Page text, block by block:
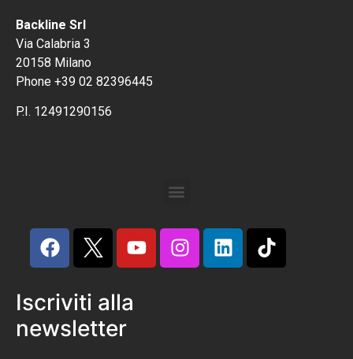
Backline Srl
Via Calabria 3
20158 Milano
Phone +39 02 82396445
P.I. 12491290156
Iscriviti alla
newsletter